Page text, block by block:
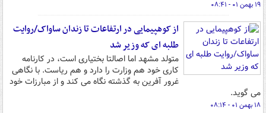
۱۹ بهمن ۰۱ - ۰۸:۴۱
از کوهپیمایی در ارتفاعات تا زندان ساواک/روایت
طلبه ای که وزیر شد
متولد مشهد اما اصالتا بختیاری است، در کارنامه
کاری خود هم وزارت را دارد و هم ریاست. با نگاهی
غرور آفرین به گذشته نگاه می کند و از مبارزات خود
می گوید.
۱۸ بهمن ۰۱ - ۰۸:۱۴